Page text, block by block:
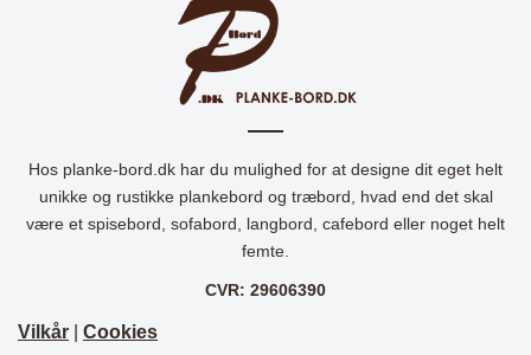
Hos planke-bord.dk har du mulighed for at designe dit eget helt
unikke og rustikke plankebord og træbord, hvad end det skal
være et spisebord, sofabord, langbord, cafebord eller noget helt
femte.
CVR: 29606390
Vilkår Cookies